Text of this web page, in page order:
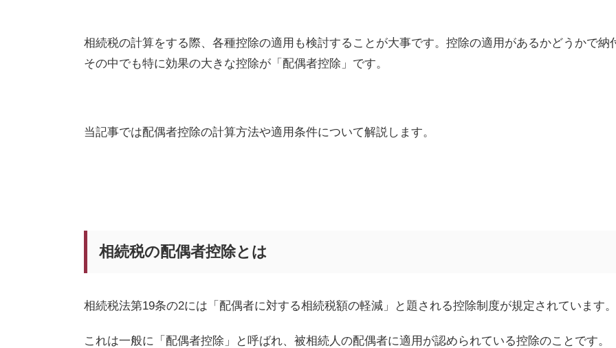
相続税の計算をする際、各種控除の適用も検討することが大事です。控除の適用があるかどうかで納
その中でも特に効果の大きな控除が「配偶者控除」です。
当記事では配偶者控除の計算方法や適用条件について解説します。
相続税の配偶者控除とは
相続税法第19条の2には「配偶者に対する相続税額の軽減」と題される控除制度が規定されています。
これは一般に「配偶者控除」と呼ばれ、被相続人の配偶者に適用が認められている控除のことです。